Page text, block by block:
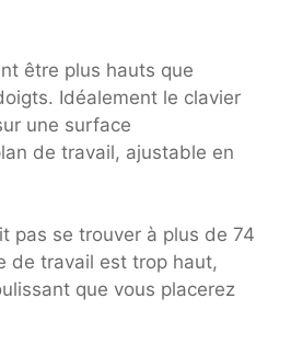
être plus hauts que
Idéalement le clavier
une surface
de travail, ajustable en
pas se trouver à plus de 74
de travail est trop haut,
que vous placerez